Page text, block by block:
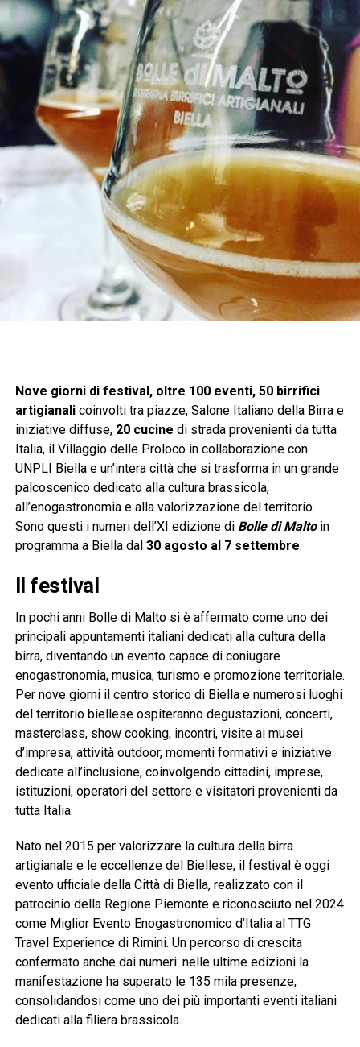
Nove giorni di festival, oltre 100 eventi, 50 birrifici
artigianalicoinvolti tra piazze, Salone Italiano della Birra e
iniziative diffuse,20 cucine di strada provenienti da tutta
Italia, il Villaggio delle Proloco in collaborazione con
UNPLI Biella e un’intera città che si trasforma in un grande
palcoscenico dedicato alla cultura brassicola,
all’enogastronomia e alla valorizzazione del territorio.
Sono questi i numeri dell’XI edizione di Bolle di Maltoin
programma a Biella dal 30 agosto al 7 settembre.
Il festival
In pochi anni Bolle di Malto si è affermato come uno dei
principali appuntamenti italiani dedicati alla cultura della
birra, diventando un evento capace di coniugare
enogastronomia, musica, turismo e promozione territoriale.
Per nove giorni il centro storico di Biella e numerosi luoghi
del territorio biellese ospiteranno degustazioni, concerti,
masterclass, show cooking, incontri, visite ai musei
d’impresa, attività outdoor, momenti formativi e iniziative
dedicate all’inclusione, coinvolgendo cittadini, imprese,
istituzioni, operatori del settore e visitatori provenienti da
tutta Italia.
Nato nel 2015 per valorizzare la cultura della birra
artigianale e le eccellenze del Biellese, il festival è oggi
evento ufficiale della Città di Biella, realizzato con il
patrocinio della Regione Piemonte e riconosciuto nel 2024
come Miglior Evento Enogastronomico d’Italia al TTG
Travel Experience di Rimini. Un percorso di crescita
confermato anche dai numeri: nelle ultime edizioni la
manifestazione ha superato le 135 mila presenze,
consolidandosi come uno dei più importanti eventi italiani
dedicati alla filiera brassicola.